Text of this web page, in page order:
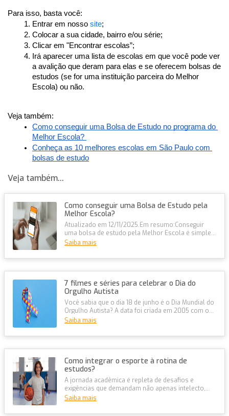
Para isso, basta você:
Entrar em nosso site;
Colocar a sua cidade, bairro e/ou série;
Clicar em "Encontrar escolas”;
Irá aparecer uma lista de escolas em que você pode ver
a avalição que deram para elas e se oferecem bolsas de
estudos (se for uma instituição parceira do Melhor
Escola) ou não.
Veja também:
Como conseguir uma Bolsa de Estudo no programa do
Melhor Escola?
Conheça as 10 melhores escolas em São Paulo com
bolsas de estudo
Veja também...
Como conseguir uma Bolsa de Estudo pela
Melhor Escola?
Atualizado em 12/11/2025.Em resumo:Conseguir
uma bolsa de estudo pela Melhor Escola é simples
e 100% online, com descontos de...
Saiba mais
7 filmes e séries para celebrar o Dia do
Orgulho Autista
Você sabia que o dia 18 de junho é o Dia Mundial do
Orgulho Autista? A data foi criada em 2005 com o
objetivo de promover a i...
Saiba mais
Como integrar o esporte à rotina de
estudos?
A jornada acadêmica é repleta de desafios e
exigências que demandam não apenas intelecto,
mas também uma saúde física e menta...
Saiba mais